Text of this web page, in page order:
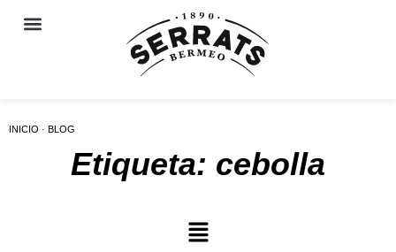
INICIO · BLOG
Etiqueta: cebolla